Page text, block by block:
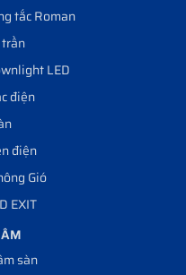
tắc Roman
LED
điện
điện
Gió
EXIT
sàn